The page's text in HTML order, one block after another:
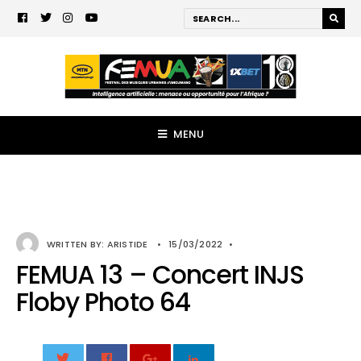
MENU
WRITTEN BY: ARISTIDE • 15/03/2022 •
FEMUA 13 – Concert INJS
Floby Photo 64